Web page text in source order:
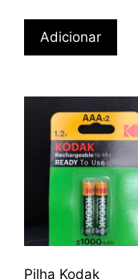
Adicionar
Pilha Kodak